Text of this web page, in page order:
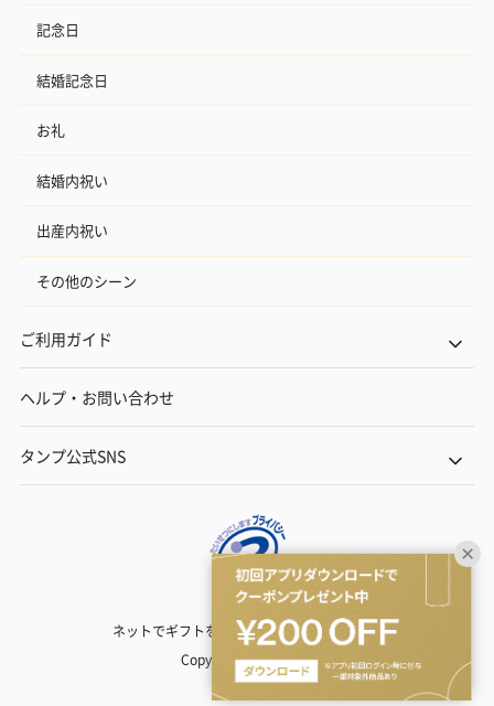
記念日
結婚記念日
お礼
結婚内祝い
出産内祝い
その他のシーン
ご利用ガイド
ヘルプ・お問い合わせ
タンプ公式SNS
ネットでギフトを贈るなら | TANP（タンプ）
Copyright© TANP Inc.